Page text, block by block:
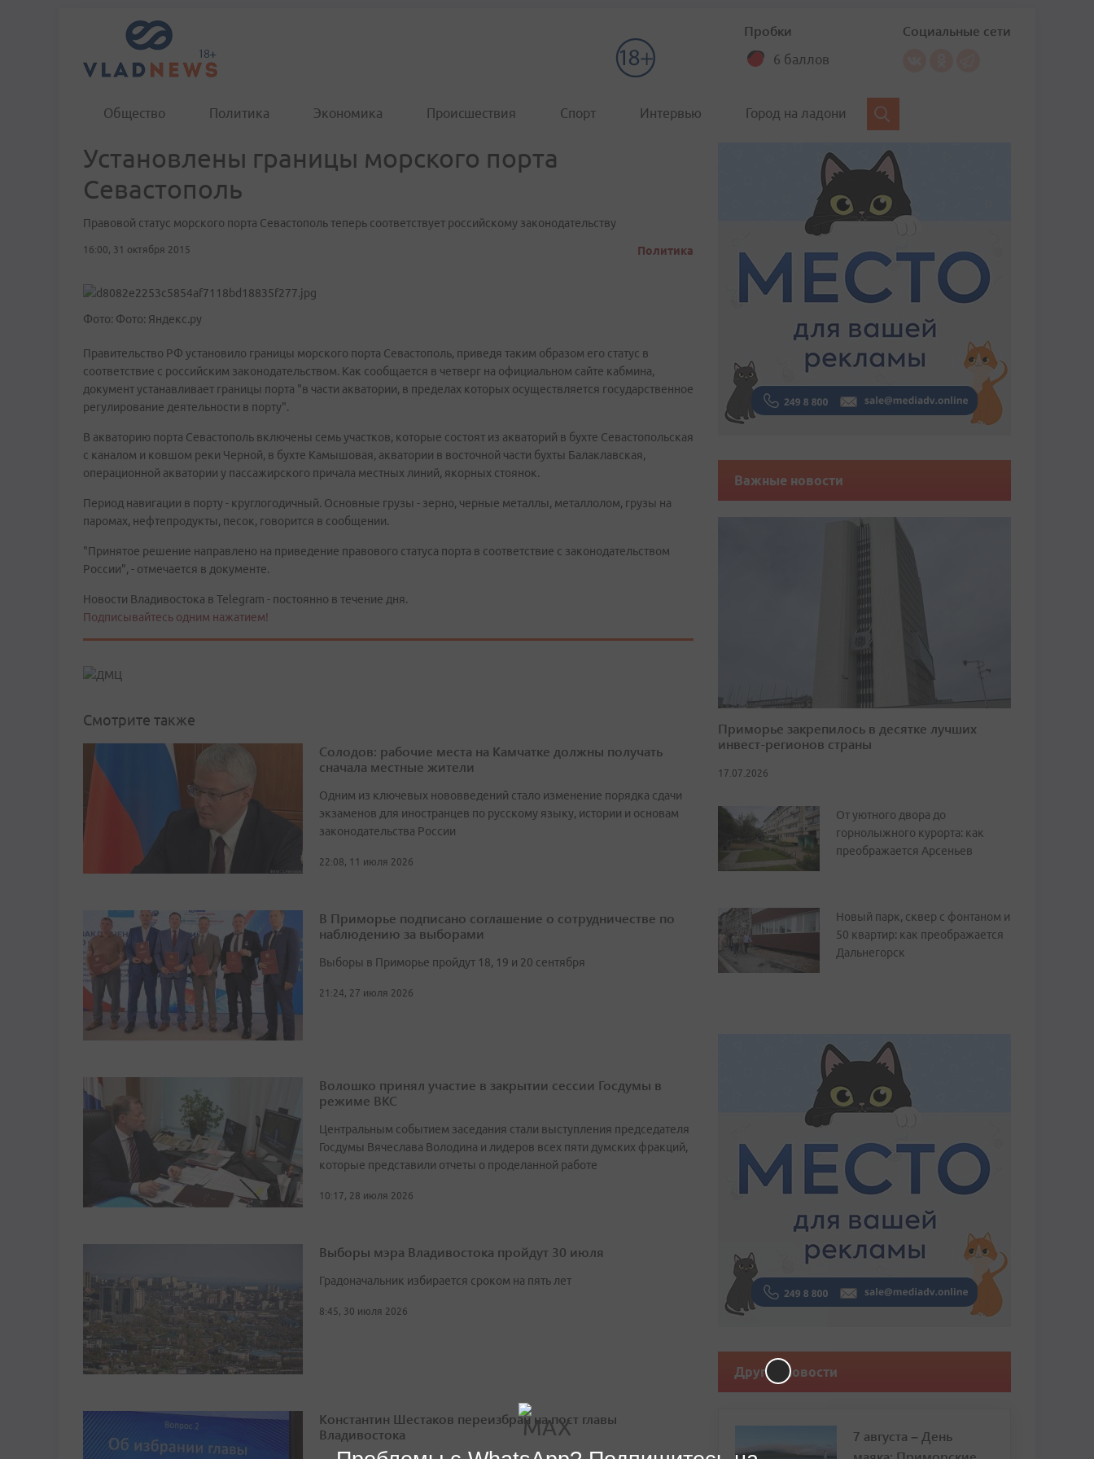
Пробки
6 баллов
Социальные сети
Общество Политика Экономика Происшествия Спорт Интервью Город на ладони
Установлены границы морского порта
Севастополь
Правовой статус морского порта Севастополь теперь соответствует российскому законодательству
16:00, 31 октября 2015 Политика
Фото: Фото: Яндекс.ру
Правительство РФ установило границы морского порта Севастополь, приведя таким образом его статус в
соответствие с российским законодательством. Как сообщается в четверг на официальном сайте кабмина,
документ устанавливает границы порта "в части акватории, в пределах которых осуществляется государственное
регулирование деятельности в порту".
В акваторию порта Севастополь включены семь участков, которые состоят из акваторий в бухте Севастопольская
с каналом и ковшом реки Черной, в бухте Камышовая, акватории в восточной части бухты Балаклавская,
операционной акватории у пассажирского причала местных линий, якорных стоянок.
Период навигации в порту - круглогодичный. Основные грузы - зерно, черные металлы, металлолом, грузы на
паромах, нефтепродукты, песок, говорится в сообщении.
"Принятое решение направлено на приведение правового статуса порта в соответствие с законодательством
России", - отмечается в документе.
Новости Владивостока в Telegram - постоянно в течение дня.
Подписывайтесь одним нажатием!
Смотрите также
Солодов: рабочие места на Камчатке должны получать
сначала местные жители
Одним из ключевых нововведений стало изменение порядка сдачи
экзаменов для иностранцев по русскому языку, истории и основам
законодательства России
22:08, 11 июля 2026
В Приморье подписано соглашение о сотрудничестве по
наблюдению за выборами
Выборы в Приморье пройдут 18, 19 и 20 сентября
21:24, 27 июля 2026
Волошко принял участие в закрытии сессии Госдумы в
режиме ВКС
Центральным событием заседания стали выступления председателя
Госдумы Вячеслава Володина и лидеров всех пяти думских фракций,
которые представили отчеты о проделанной работе
10:17, 28 июля 2026
Выборы мэра Владивостока пройдут 30 июля
Градоначальник избирается сроком на пять лет
8:45, 30 июля 2026
Константин Шестаков переизбран на пост главы
Владивостока
Важные новости
Приморье закрепилось в десятке лучших
инвест-регионов страны
17.07.2026
От уютного двора до
горнолыжного курорта: как
преображается Арсеньев
Новый парк, сквер с фонтаном и
50 квартир: как преображается
Дальнегорск
Другие новости
7 августа – День